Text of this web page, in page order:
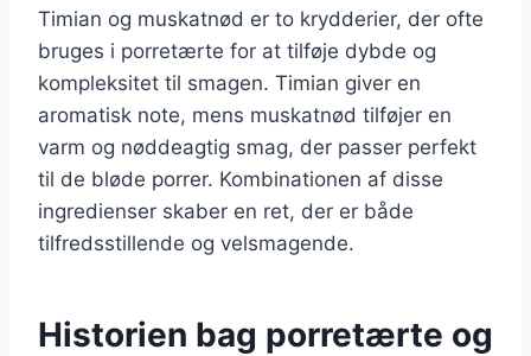
Timian og muskatnød er to krydderier, der ofte
bruges i porretærte for at tilføje dybde og
kompleksitet til smagen. Timian giver en
aromatisk note, mens muskatnød tilføjer en
varm og nøddeagtig smag, der passer perfekt
til de bløde porrer. Kombinationen af disse
ingredienser skaber en ret, der er både
tilfredsstillende og velsmagende.
Historien bag porretærte og